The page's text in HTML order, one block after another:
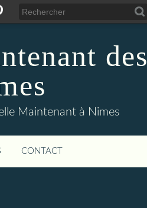
des
Maintenant à Nimes
CONTACT